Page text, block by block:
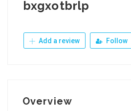
bxgxotbrlp
Add a review Follow
Overview